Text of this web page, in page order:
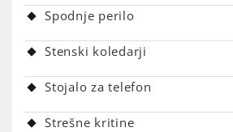
Spodnje perilo
Stenski koledarji
Stojalo za telefon
Strešne kritine